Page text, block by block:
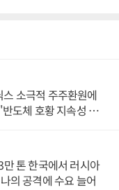
소극적 주주환원에
도체 호황 지속성 의
톤 한국에서 러시아
의 공격에 수요 늘어